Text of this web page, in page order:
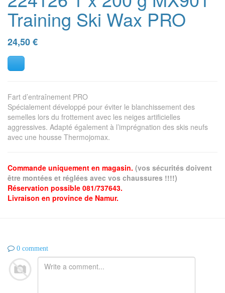
Training Ski Wax PRO
24,50€
Fart d’entraînement PRO
Spécialement développé pour éviter le blanchissement des
semelles lors du frottement avec les neiges artificielles
aggressives. Adapté également à l’imprégnation des skis neufs
avec une housse Thermojomax.
Commande uniquement en magasin. (vos sécurités doivent
être montées et réglées avec vos chaussures !!!!)
Réservation possible 081/737643.
Livraison en province de Namur.
0 comment